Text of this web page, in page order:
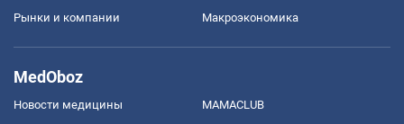
Рынки и компании Mакроэкономика
MedOboz
Новости медицины MAMACLUB